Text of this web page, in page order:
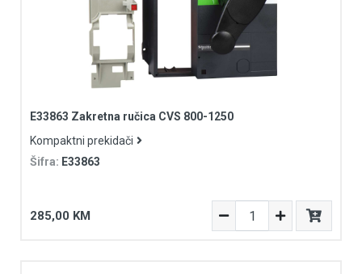
E33863 Zakretna ručica CVS 800-1250
Kompaktni prekidači
Šifra: E33863
285,00 KM